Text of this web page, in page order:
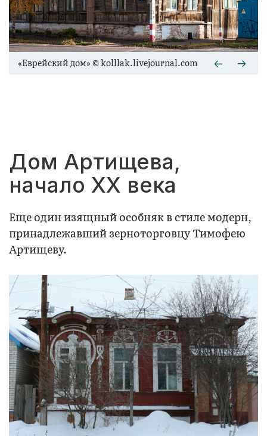
«Еврейский дом» © kolllak.livejournal.com
Дом Артищева,
начало XX века
Еще один изящный особняк в стиле модерн,
принадлежавший зерноторговцу Тимофею
Артищеву.